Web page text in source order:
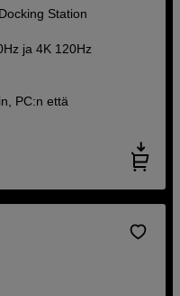
Station
ja 4K 120Hz
PC:n että